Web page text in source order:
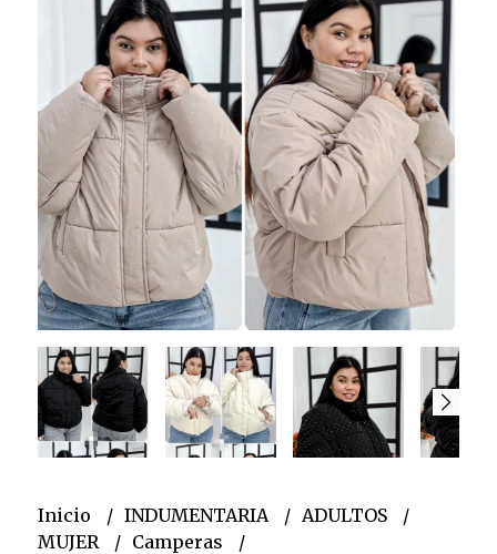
Inicio INDUMENTARIA
ADULTOS
MUJER
Camperas